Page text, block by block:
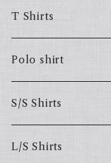
T Shirts
Polo shirt
S/S Shirts
L/S Shirts